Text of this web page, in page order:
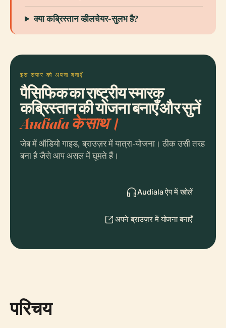
क्या कब्रिस्तान व्हीलचेयर-सुलभ है?
इस सफर को अपना बनाएँ
पैसिफिक का राष्ट्रीय स्मारक
कब्रिस्तान की योजना बनाएँ और सुनें
Audiala के साथ।
जेब में ऑडियो गाइड, ब्राउज़र में यात्रा-योजना। ठीक उसी तरह
बना है जैसे आप असल में घूमते हैं।
Audiala ऐप में खोलें
अपने ब्राउज़र में योजना बनाएँ
परिचय